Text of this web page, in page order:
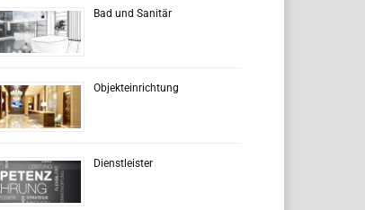
Bad und Sanitär
Objekteinrichtung
Dienstleister